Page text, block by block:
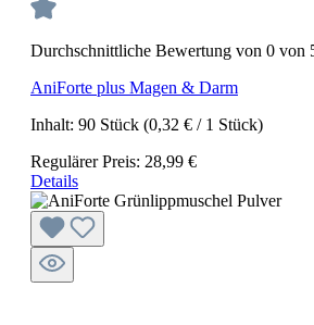
Durchschnittliche Bewertung von 0 von
AniForte plus Magen & Darm
Inhalt: 90 Stück (0,32 € / 1 Stück)
Regulärer Preis: 28,99 €
Details